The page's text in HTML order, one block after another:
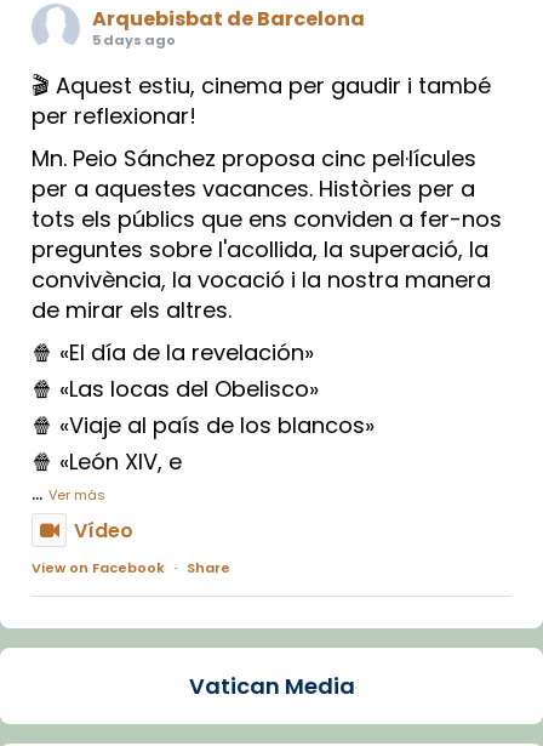
Arquebisbat de Barcelona
5 days ago
🎬 Aquest estiu, cinema per gaudir i també
per reflexionar!
Mn. Peio Sánchez proposa cinc pel·lícules
per a aquestes vacances. Històries per a
tots els públics que ens conviden a fer-nos
preguntes sobre l'acollida, la superació, la
convivència, la vocació i la nostra manera
de mirar els altres.
🍿 «El día de la revelación»
🍿 «Las locas del Obelisco»
🍿 «Viaje al país de los blancos»
🍿 «León XIV, e
... Ver más
Vídeo
View on Facebook · Share
Arquebisbat de Barcelona
La Carmina va patir depressió. Fa gairebé
dos mesos, a l'Estadi Lluís Companys, la
Vatican Media